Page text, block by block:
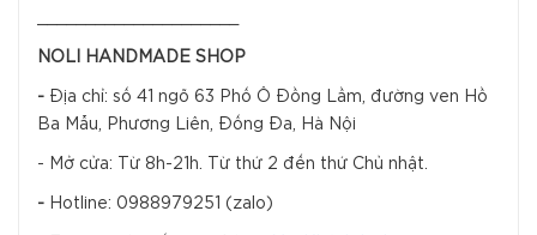
NOLI HANDMADE SHOP
- Địa chỉ: số 41 ngõ 63 Phố Ô Đồng Lầm, đường ven Hồ
Ba Mẫu, Phương Liên, Đống Đa, Hà Nội
- Mở cửa: Từ 8h-21h. Từ thứ 2 đến thứ Chủ nhật.
- Hotline: 0988979251 (zalo)